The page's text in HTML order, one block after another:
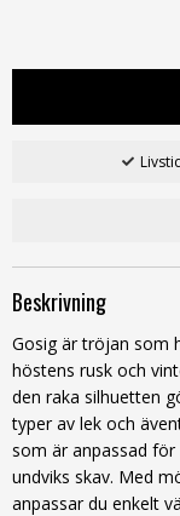
Beskrivning
Gosig är tröjan som
höstens rusk och
den raka silhuetten
typer av lek och
som är anpassad
undviks skav. Med
anpassar du enkelt